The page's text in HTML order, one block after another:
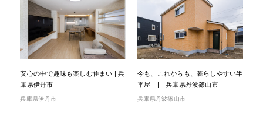
安心の中で趣味も楽しむ住まい | 兵
庫県伊丹市
兵庫県伊丹市
今も、これからも、暮らしやすい半
平屋 | 兵庫県丹波篠山市
兵庫県丹波篠山市